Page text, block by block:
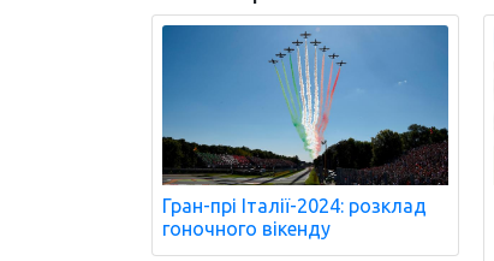
Гран-прі Італії-2024: розклад
гоночного вікенду